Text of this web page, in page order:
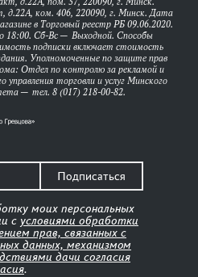
д.22А, ком. 406, 220090, г. Минск. Дата
в Торговый реестр РБ 09.06.2020.
Сб-Вс — Выходной. Способы
подписки включает стоимость
Уполномоченные по защите прав
Отдел по контролю за рекламой и
управления торговли и услуг Минского
— тел. 8 (017) 218-00-82.
Подписаться
моих персональных
с условиями обработки
прав, связанных с
данных, механизмом
дачи согласия
.